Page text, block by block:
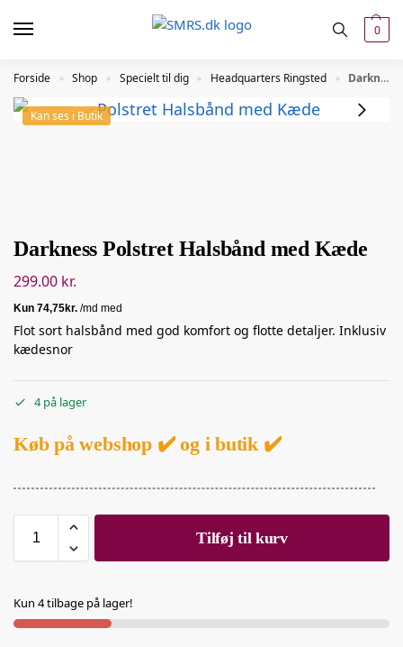
0
Forside » Shop » Specielt til dig » Headquarters Ringsted » Darkness Polstret Halsbånd med Kæde
Kan ses i Butik
Darkness Polstret Halsbånd med Kæde
299.00 kr.
Flot sort halsbånd med god komfort og flotte detaljer. Inklusiv
kædesnor
4 på lager
Køb på webshop ✔️ og i butik ✔️
Tilføj til kurv
Kun 4 tilbage på lager!